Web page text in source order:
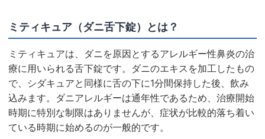
ミティキュア（ダニ舌下錠）とは？
ミティキュアは、ダニを原因とするアレルギー性鼻炎の治
療に用いられる舌下錠です。ダニのエキスを加工したもの
で、シダキュアと同様に舌の下に1分間保持した後、飲み
込みます。ダニアレルギーは通年性であるため、治療開始
時期に特別な制限はありませんが、症状が比較的落ち着い
ている時期に始めるのが一般的です。